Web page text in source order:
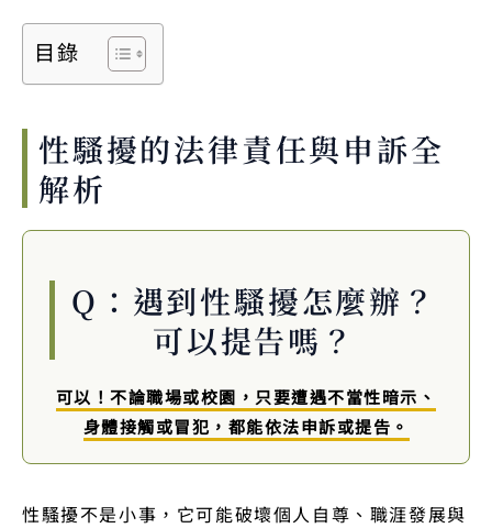
目錄
性騷擾的法律責任與申訴全
解析
Q：遇到性騷擾怎麼辦？
可以提告嗎？
可以！不論職場或校園，只要遭遇不當性暗示、
身體接觸或冒犯，都能依法申訴或提告。
性騷擾不是小事，它可能破壞個人自尊、職涯發展與